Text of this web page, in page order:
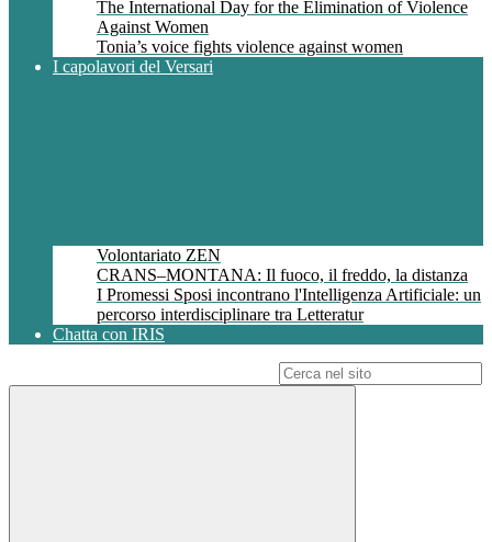
The International Day for the Elimination of Violence
Against Women
Tonia’s voice fights violence against women
I capolavori del Versari
Volontariato ZEN
CRANS–MONTANA: Il fuoco, il freddo, la distanza
I Promessi Sposi incontrano l'Intelligenza Artificiale: un
percorso interdisciplinare tra Letteratur
Chatta con IRIS